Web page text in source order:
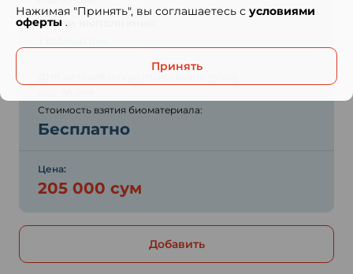
Сроки выполнения:
Стоимость взятия биоматериала:
Бесплатно
Цена:
205 000 сум
Добавить
Нажимая "Принять", вы соглашаетесь с условиями
оферты .
Принять